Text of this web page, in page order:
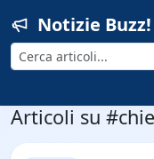
Notizie Buzz!
Cerca
Articoli su